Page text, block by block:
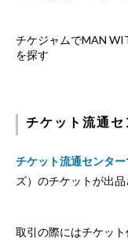
チケジャムでMAN
を探す
チケット流通セ
チケット流通センター
ズ）のチケットが出品
取引の際にはチケッ